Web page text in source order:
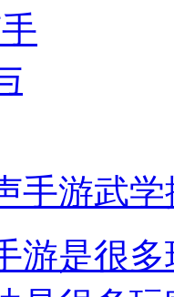
手游武
游是很